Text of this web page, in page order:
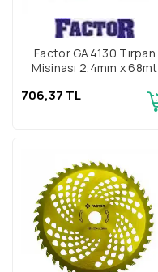
Factor GA4130 Tırpan
Misinası 2.4mm x 68mt
706,37 TL